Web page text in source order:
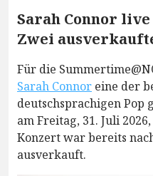
Sarah Connor
Zwei
Für die
Sarah Connor eine der
deutschsprachigen Pop
am Freitag, 31. Juli
Konzert war bereits
ausverkauft.